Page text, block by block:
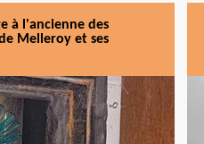
à l'ancienne des
Melleroy et ses